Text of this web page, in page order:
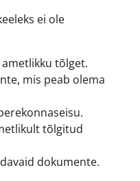
ei ole
tõlget.
mis peab olema
tõlgitud
dokumente.